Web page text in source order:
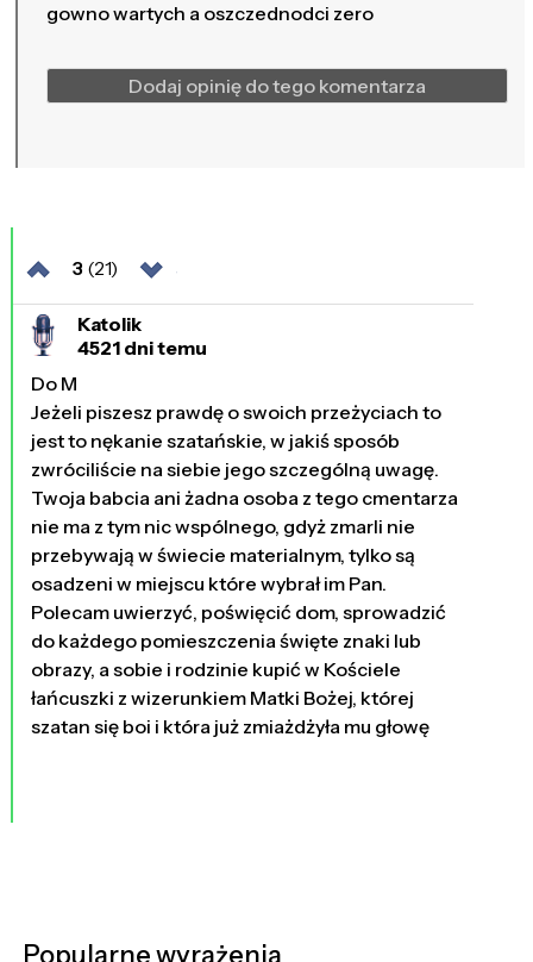
gowno wartych a oszczednodci zero
Dodaj opinię do tego komentarza
3 (21)
Katolik
4521 dni temu
Do M
Jeżeli piszesz prawdę o swoich przeżyciach to
jest to nękanie szatańskie, w jakiś sposób
zwróciliście na siebie jego szczególną uwagę.
Twoja babcia ani żadna osoba z tego cmentarza
nie ma z tym nic wspólnego, gdyż zmarli nie
przebywają w świecie materialnym, tylko są
osadzeni w miejscu które wybrał im Pan.
Polecam uwierzyć, poświęcić dom, sprowadzić
do każdego pomieszczenia święte znaki lub
obrazy, a sobie i rodzinie kupić w Kościele
łańcuszki z wizerunkiem Matki Bożej, której
szatan się boi i która już zmiażdżyła mu głowę
Popularne wyrażenia